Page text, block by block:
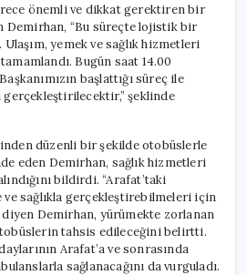
önemli ve dikkat gerektiren bir
Demirhan, “Bu süreçte lojistik bir
yemek ve sağlık hizmetleri
Bugün saat 14.00
başlattığı süreç ile
şeklinde
düzenli bir şekilde otobüslerle
eden Demirhan, sağlık hizmetleri
bildirdi. “Arafat’taki
sağlıkla gerçekleştirebilmeleri için
diyen Demirhan, yürümekte zorlanan
tahsis edileceğini belirtti.
Arafat’a ve sonrasında
sağlanacağını da vurguladı.